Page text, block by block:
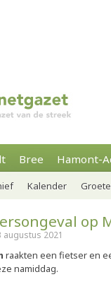
Bree Hamont-
Kalender
op
augustus 2021
raakten een fietser en
namiddag.